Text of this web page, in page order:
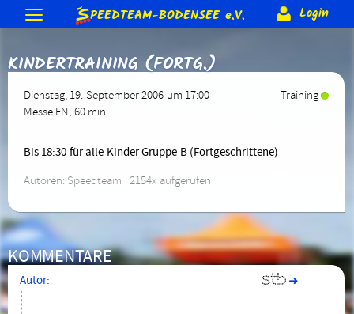
S
PEEDTEAM-BODENSEEe.V. Login
Neuigkeiten
Allgemeine Berichte Gästebuch
Forum (intern)
Termine & Veranstaltungen
Bodenseeumrundung
Training
Beteiligung (intern)
Sonderranglisten (intern)
Rennen & Wettkämpfe
Anmeldung Förderungen
Vereins-Gutschein
Mitglieder
Jugendschutz Satzung
Biete & Suche Material-Info
Impressum
Kontakt
Weiteres
KINDERTRAINING (FORTG.)
Training
Dienstag, 19. September 2006 um 17:00
Messe FN, 60 min
Bis 18:30 für alle Kinder Gruppe B (Fortgeschrittene)
Autoren: Speedteam | 2154x aufgerufen
KOMMENTARE
Autor: ➜